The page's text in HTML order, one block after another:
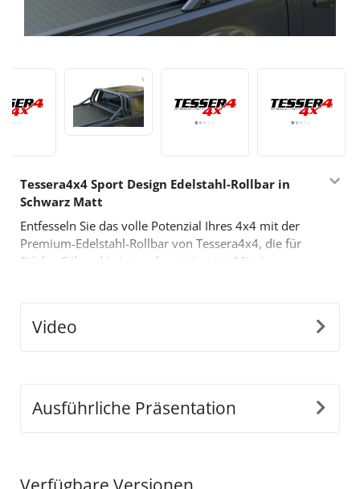
Tessera4x4 Sport Design Edelstahl-Rollbar in
Schwarz Matt
Entfesseln Sie das volle Potenzial Ihres 4x4 mit der
Premium-Edelstahl-Rollbar von Tessera4x4, die für
Stärke, Stil und Leistung konzipiert ist. Mit einem
Hauptmerkmale:
konstruiert, dass sie harten Bedingungen standhält
und gleichzeitig einen eleganten, modernen Look
abnehmbares Design passt sich perfekt den
Video
Ausführliche Präsentation